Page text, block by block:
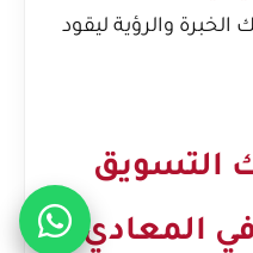
والرؤية ليقود
التسويق
في المعادي